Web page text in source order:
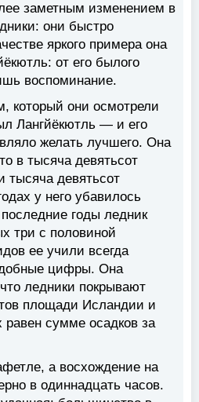
заметным изменением в
они быстро
яркого примера она
от его былого
воспоминание.
который они осмотрели
Лангйёкютль — и его
желать лучшего. Она
в тысяча девятьсот
тысяча девятьсот
у него убавилось
годы ледник
три с половиной
ее учили всегда
цифры. Она
ледники покрывают
площади Исландии и
равен сумме осадков за
а восхождение на
в одиннадцать часов.